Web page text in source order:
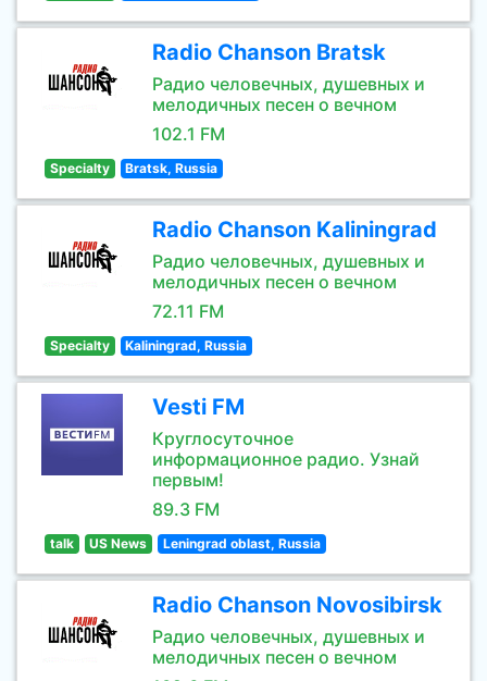
Radio Chanson Bratsk
Радио человечных, душевных и
мелодичных песен о вечном
102.1 FM
Specialty Bratsk, Russia
Radio Chanson Kaliningrad
Радио человечных, душевных и
мелодичных песен о вечном
72.11 FM
Specialty Kaliningrad, Russia
Vesti FM
Круглосуточное
информационное радио. Узнай
первым!
89.3 FM
talk US News Leningrad oblast, Russia
Radio Chanson Novosibirsk
Радио человечных, душевных и
мелодичных песен о вечном